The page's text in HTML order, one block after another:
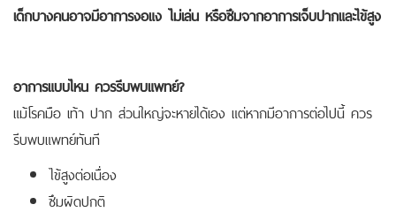
เด็กบางคนอาจมีอาการงอแง ไม่เล่น หรือซึมจากอาการเจ็บปากและไข้สูง
อาการแบบไหน ควรรีบพบแพทย์?
แม้โรคมือ เท้า ปาก ส่วนใหญ่จะหายได้เอง แต่หากมีอาการต่อไปนี้ ควร
รีบพบแพทย์ทันที
ไข้สูงต่อเนื่อง
ซึมผิดปกติ